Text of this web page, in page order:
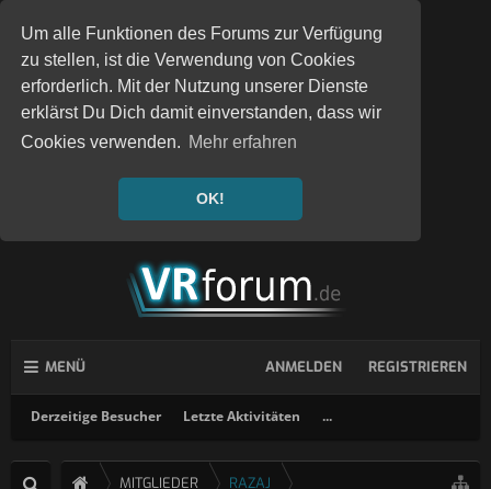
Um alle Funktionen des Forums zur Verfügung
zu stellen, ist die Verwendung von Cookies
erforderlich. Mit der Nutzung unserer Dienste
erklärst Du Dich damit einverstanden, dass wir
Cookies verwenden. Mehr erfahren
OK!
MENÜ
Derzeitige Besucher Letzte Aktivitäten ...
ANMELDEN REGISTRIEREN
MITGLIEDER RAZAJ